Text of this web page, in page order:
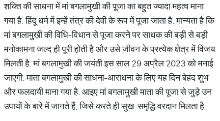
शक्ति की साधना में मां बगलामुखी की पूजा का बहुत ज्यादा महत्व माना
गया है. हिंदू धर्म में इन्हें तंत्र की देवी के रूप में पूजा जाता है. मान्यता है कि
मां बगलामुखी की विधि-विधान से पूजा करने पर साधक की बड़ी से बड़ी
मनोकामना जल्द ही पूरी होती है और उसे जीवन के प्रत्येक क्षेत्र में विजय
मिलती है. मां बगलामुखी की जयंती इस साल 29 अप्रैल 2023 को मनाई
जाएगी. माता बगलामुखी की साधना-आराधना के लिए यह दिन बेहद शुभ
और फलदायी माना गया है. आइए मां बगलामुखी माता की पूजा से जुड़े उन
उपायों के बारे में जानते हैं, जिसे करते ही सुख-समृद्धि वरदान मिलता है.